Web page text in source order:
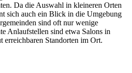
Da die Auswahl in kleineren Orten
sich auch ein Blick in die Umgebung
sind oft nur wenige
Anlaufstellen sind etwa Salons in
erreichbaren Standorten im Ort.